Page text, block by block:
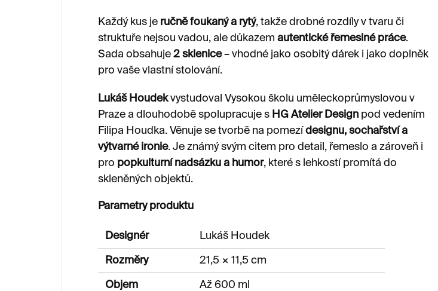
Každý kus je ručně foukaný a rytý, takže drobné rozdíly v tvaru či
struktuře nejsou vadou, ale důkazem autentické řemeslné práce.
Sada obsahuje 2 sklenice– vhodné jako osobitý dárek i jako doplněk
pro vaše vlastní stolování.
Lukáš Houdekvystudoval Vysokou školu uměleckoprůmyslovou v
Praze a dlouhodobě spolupracuje s HG Atelier Design pod vedením
Filipa Houdka. Věnuje se tvorbě na pomezí designu, sochařství a
výtvarné ironie. Je známý svým citem pro detail, řemeslo a zároveň i
pro popkulturní nadsázku a humor, které s lehkostí promítá do
skleněných objektů.
Parametry produktu
Designér Lukáš Houdek
Rozměry 21,5 × 11,5 cm
Objem Až 600 ml